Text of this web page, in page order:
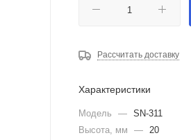
Рассчитать доставку
Характеристики
Модель — SN-311
Высота, мм
—
20